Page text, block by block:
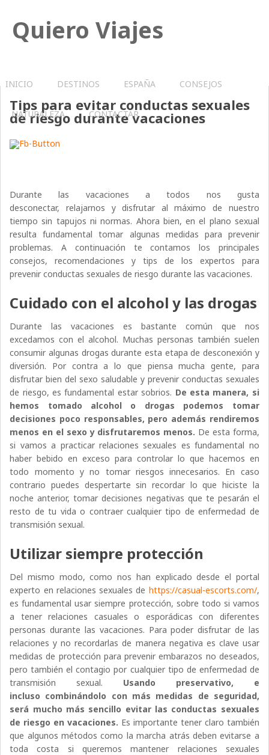
Quiero Viajes
INICIO DESTINOS ESPAÑA CONSEJOS
NATURALEZA CONTACTAR
Tips para evitar conductas sexuales
de riesgo durante vacaciones
Durante las vacaciones a todos nos gusta
desconectar, relajarnos y disfrutar al máximo de nuestro
tiempo sin tapujos ni normas. Ahora bien, en el plano sexual
resulta fundamental tomar algunas medidas para prevenir
problemas. A continuación te contamos los principales
consejos, recomendaciones y tips de los expertos para
prevenir conductas sexuales de riesgo durante las vacaciones.
Cuidado con el alcohol y las drogas
Durante las vacaciones es bastante común que nos
excedamos con el alcohol. Muchas personas también suelen
consumir algunas drogas durante esta etapa de desconexión y
diversión. Por contra a lo que piensa mucha gente, para
disfrutar bien del sexo saludable y prevenir conductas sexuales
de riesgo, es fundamental estar sobrios. De esta manera, si
hemos tomado alcohol o drogas podemos tomar
decisiones poco responsables, pero además rendiremos
menos en el sexo y disfrutaremos menos. De esta forma,
si vamos a practicar relaciones sexuales es fundamental no
haber bebido en exceso para controlar lo que hacemos en
todo momento y no tomar riesgos innecesarios. En caso
contrario puedes despertarte sin recordar lo que hiciste la
noche anterior, tomar decisiones negativas que te pesarán el
resto de tu vida o contraer cualquier tipo de enfermedad de
transmisión sexual.
Utilizar siempre protección
Del mismo modo, como nos han explicado desde el portal
experto en relaciones sexuales de https://casual-escorts.com/,
es fundamental usar siempre protección, sobre todo si vamos
a tener relaciones casuales o esporádicas con diferentes
personas durante las vacaciones. Para poder disfrutar de las
relaciones y no recordarlas de manera negativa es clave usar
medidas de protección para prevenir embarazos no deseados,
pero también el contagio por cualquier tipo de enfermedad de
transmisión sexual. Usando preservativo, e
incluso combinándolo con más medidas de seguridad,
será mucho más sencillo evitar las conductas sexuales
de riesgo en vacaciones. Es importante tener claro también
que algunos métodos como la marcha atrás deben evitarse a
toda costa si queremos mantener relaciones sexuales